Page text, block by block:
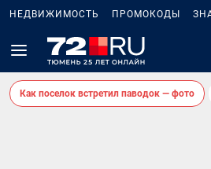
НЕДВИЖИМОСТЬ ПРОМОКОДЫ
Как поселок встретил паводок — фото